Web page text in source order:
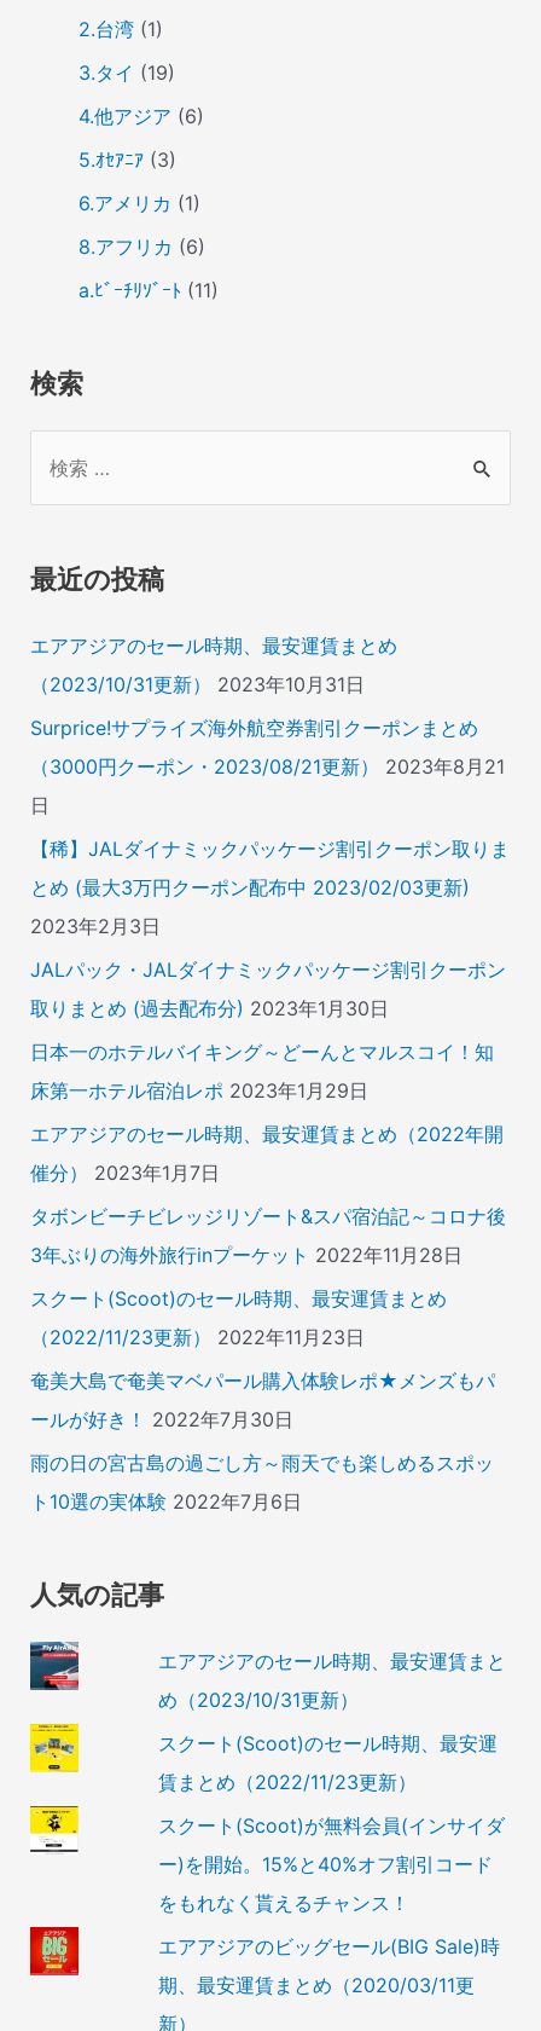
2.台湾(1)
3.タイ (19)
4.他アジア (6)
5.ｵｾｱﾆｱ(3)
6.アメリカ (1)
8.アフリカ (6)
a.ﾋﾞｰﾁﾘｿﾞｰﾄ (11)
検索
象
最近の投稿
エアアジアのセール時期、最安運賃まとめ
（2023/10/31更新）
2023年10月31日
Surprice!サプライズ海外航空券割引クーポンまとめ
（3000円クーポン・2023/08/21更新）
2023年8月21
日
【稀】JALダイナミックパッケージ割引クーポン取りま
とめ (最大3万円クーポン配布中 2023/02/03更新)
2023年2月3日
JALパック・JALダイナミックパッケージ割引クーポン
取りまとめ (過去配布分) 2023年1月30日
日本一のホテルバイキング～どーんとマルスコイ！知
床第一ホテル宿泊レポ 2023年1月29日
エアアジアのセール時期、最安運賃まとめ（2022年開
催分）
2023年1月7日
タボンビーチビレッジリゾート&スパ宿泊記～コロナ後
3年ぶりの海外旅行inプーケット 2022年11月28日
スクート(Scoot)のセール時期、最安運賃まとめ
（2022/11/23更新）
2022年11月23日
奄美大島で奄美マベパール購入体験レポ★メンズもパ
ールが好き！
2022年7月30日
雨の日の宮古島の過ごし方～雨天でも楽しめるスポッ
ト10選の実体験 2022年7月6日
人気の記事
エアアジアのセール時期、最安運賃まと
め（2023/10/31更新）
スクート(Scoot)のセール時期、最安運
賃まとめ（2022/11/23更新）
スクート(Scoot)が無料会員(インサイダ
ー)を開始。15%と40%オフ割引コード
をもれなく貰えるチャンス！
エアアジアのビッグセール(BIG Sale)時
期、最安運賃まとめ（2020/03/11更
新）